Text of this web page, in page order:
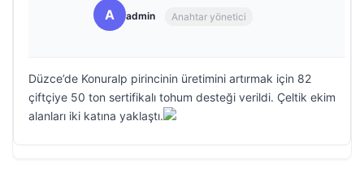
A admin Anahtar yönetici
Düzce’de Konuralp pirincinin üretimini artırmak için 82
çiftçiye 50 ton sertifikalı tohum desteği verildi. Çeltik ekim
alanları iki katına yaklaştı.